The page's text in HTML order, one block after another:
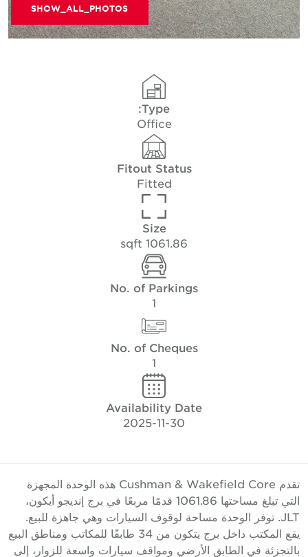
SHOW_ALL_PHOTOS
Type:
Office
Fitout Status
Fitted
Size
1061.86 sqft
No. of Parkings
No. of Cheques
Availability Date
2025-11-30
تقدم Cushman & Wakefield Core هذه الوحدة المجهزة
التي تبلغ مساحتها 1061.86 قدمًا مربعًا في برج إنديجو أيكون،
JLT. توفر الوحدة مساحة لوقوف السيارات وهي جاهزة للبيع.
يقع المكتب داخل برج يتكون من 34 طابقًا للمكاتب ومناطق البيع
بالتجزئة في الطابق الأرضي ومواقف سيارات واسعة للزوار، إلى